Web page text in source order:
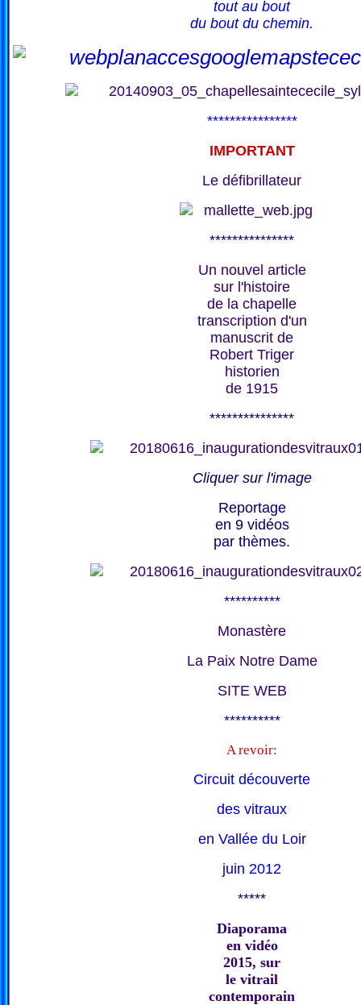
tout au bout
du bout du chemin.
****************
IMPORTANT
Le défibrillateur
***************
Un nouvel article
sur l'histoire
de la chapelle
transcription d'un
manuscrit de
Robert Triger
historien
de 1915
***************
Cliquer sur l'image
Reportage
en 9 vidéos
par thèmes.
**********
Monastère
La Paix Notre Dame
SITE WEB
**********
A revoir:
Circuit découverte
des vitraux
en Vallée du Loir
juin 2012
*****
Diaporama
en vidéo
2015, sur
le vitrail
contemporain